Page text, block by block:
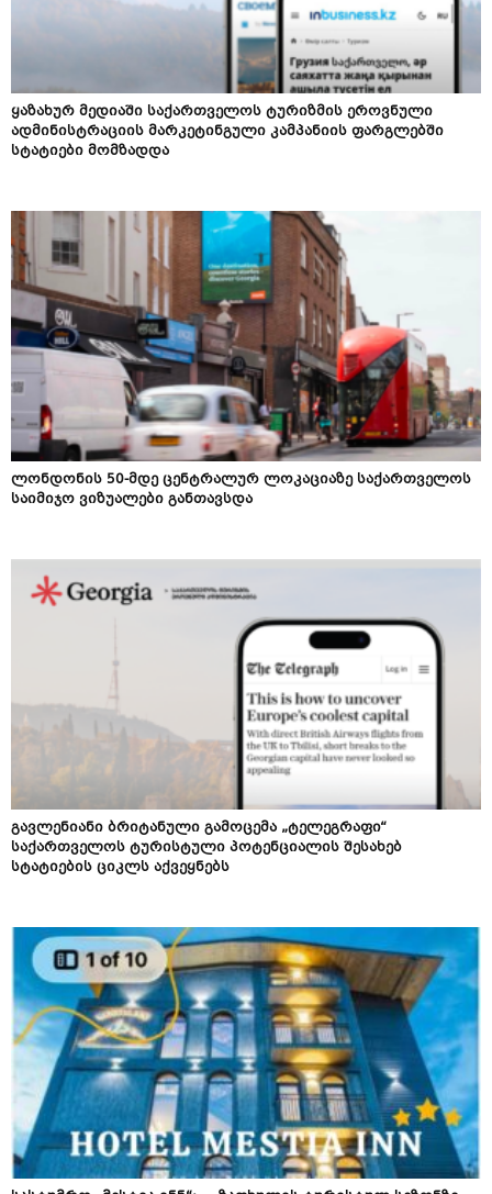
ყაზახურ მედიაში საქართველოს ტურიზმის ეროვნული
ადმინისტრაციის მარკეტინგული კამპანიის ფარგლებში
სტატიები მომზადდა
ლონდონის 50-მდე ცენტრალურ ლოკაციაზე საქართველოს
საიმიჯო ვიზუალები განთავსდა
გავლენიანი ბრიტანული გამოცემა „ტელეგრაფი“
საქართველოს ტურისტული პოტენციალის შესახებ
სტატიების ციკლს აქვეყნებს